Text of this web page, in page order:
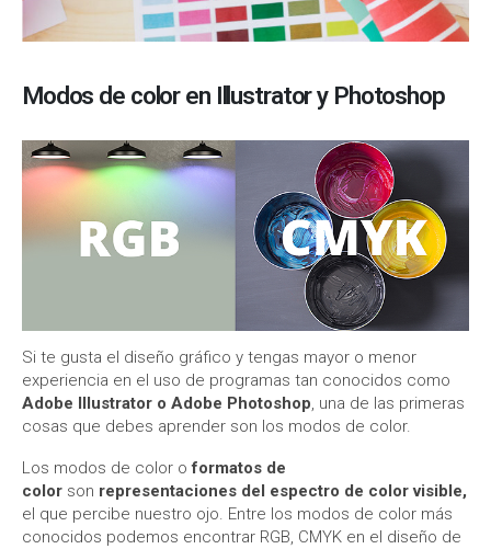
Modos de color en Illustrator y Photoshop
Si te gusta el diseño gráfico y tengas mayor o menor
experiencia en el uso de programas tan conocidos como
Adobe Illustrator o Adobe Photoshop, una de las primeras
cosas que debes aprender son los modos de color.
Los modos de color oformatos de
color son representaciones del espectro de color visible,
el que percibe nuestro ojo. Entre los modos de color más
conocidos podemos encontrar RGB, CMYK en el diseño de